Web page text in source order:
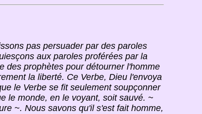
pas persuader par des paroles
aux paroles proférées par la
des prophètes pour détourner l'homme
la liberté. Ce Verbe, Dieu l'envoya
le Verbe se fit seulement soupçonner
le monde, en le voyant, soit sauvé. ~
~. Nous savons qu'il s'est fait homme,